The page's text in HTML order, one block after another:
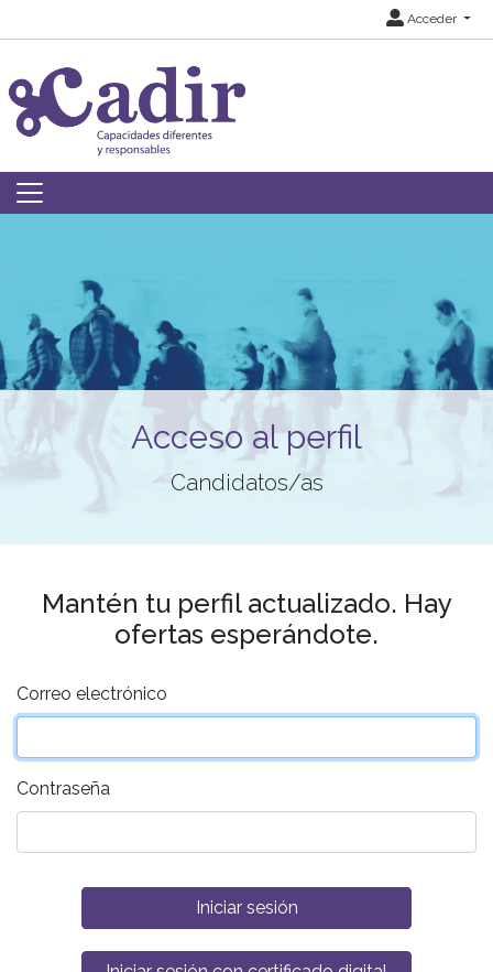
Acceder
Acceso al perfil
Candidatos/as
Mantén tu perfil actualizado. Hay
ofertas esperándote.
Correo electrónico
Contraseña